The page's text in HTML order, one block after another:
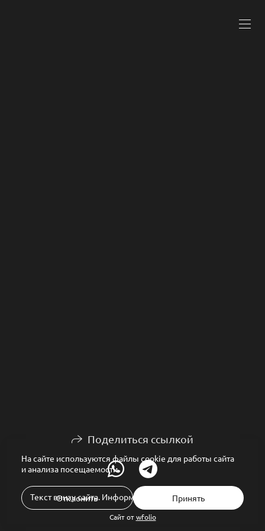
Поделиться ссылкой
Текст внизу сайта. Информация об авторских правах.
Сайт отwfolio
На сайте используются файлы cookie для работы сайта
и анализа посещаемости.
Отклонить Принять